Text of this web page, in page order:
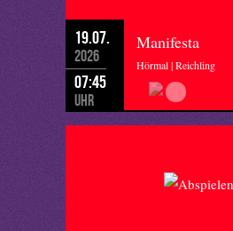
19.07.
2026
07:45
Uhr
Manifesta
Hörmal | Reichling